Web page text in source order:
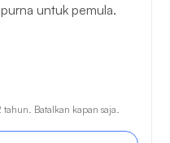
untuk pemula.
Batalkan kapan saja.